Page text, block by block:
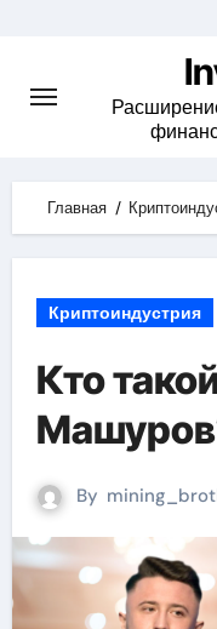
content
Главная
Криптоиндустрия
Кто
By